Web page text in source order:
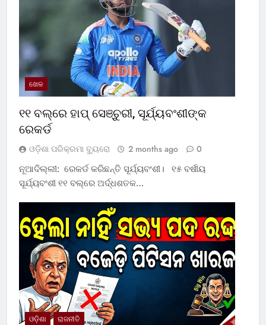
ଖେଳ
୧୧ ବଲ୍‌ରେ ହାପ୍ ସେଞ୍ଚୁରୀ, ସୂର୍ଯ୍ୟବଂଶୀଙ୍କ
ରେକର୍ଡ
ଓଡ଼ିଶା ପରିକ୍ରମା ବ୍ୟୁରୋ 2 months ago 0
ନୂଆଦିଲ୍ଲୀ: ରେକର୍ଡ କରିଛନ୍ତି ସୂର୍ଯ୍ୟବଂଶୀ। ୧୫ ବର୍ଷୀୟ
ସୂର୍ଯ୍ୟବଂଶୀ ୧୧ ବଲ୍‌ରେ ଅର୍ଦ୍ଧଶତକ…
ଓଡ଼ିଶା ରାଜନୀତି